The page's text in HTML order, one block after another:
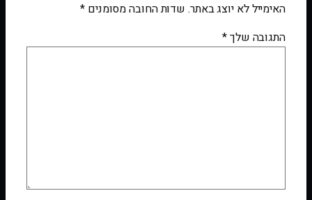
האימייל לא יוצג באתר. שדות החובה מסומנים *
התגובה שלך*